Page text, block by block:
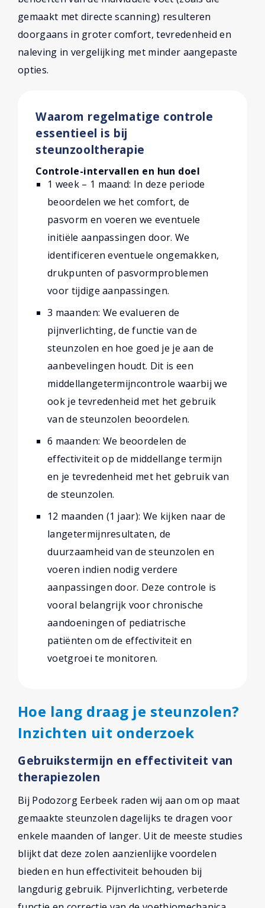
gemaakt met directe scanning) resulteren
doorgaans in groter comfort, tevredenheid en
naleving in vergelijking met minder aangepaste
opties.
Waarom regelmatige controle
essentieel is bij
steunzooltherapie
Controle-intervallen en hun doel
1 week – 1 maand: In deze periode
beoordelen we het comfort, de
pasvorm en voeren we eventuele
initiële aanpassingen door. We
identificeren eventuele ongemakken,
drukpunten of pasvormproblemen
voor tijdige aanpassingen.
3 maanden: We evalueren de
pijnverlichting, de functie van de
steunzolen en hoe goed je je aan de
aanbevelingen houdt. Dit is een
middellangetermijncontrole waarbij we
ook je tevredenheid met het gebruik
van de steunzolen beoordelen.
6 maanden: We beoordelen de
effectiviteit op de middellange termijn
en je tevredenheid met het gebruik van
de steunzolen.
12 maanden (1 jaar): We kijken naar de
langetermijnresultaten, de
duurzaamheid van de steunzolen en
voeren indien nodig verdere
aanpassingen door. Deze controle is
vooral belangrijk voor chronische
aandoeningen of pediatrische
patiënten om de effectiviteit en
voetgroei te monitoren.
Hoe lang draag je steunzolen?
Inzichten uit onderzoek
Gebruikstermijn en effectiviteit van
therapiezolen
Bij Podozorg Eerbeek raden wij aan om op maat
gemaakte steunzolen dagelijks te dragen voor
enkele maanden of langer. Uit de meeste studies
blijkt dat deze zolen aanzienlijke voordelen
bieden en hun effectiviteit behouden bij
langdurig gebruik. Pijnverlichting, verbeterde